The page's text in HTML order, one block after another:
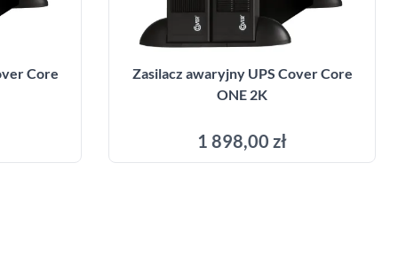
Core
Zasilacz awaryjny UPS Cover Core
ONE 2K
1 898,00 zł